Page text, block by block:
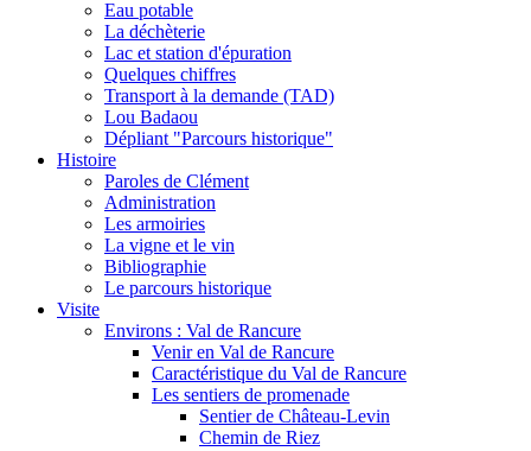
Eau potable
La déchèterie
Lac et station d'épuration
Quelques chiffres
Transport à la demande (TAD)
Lou Badaou
Dépliant "Parcours historique"
Histoire
Paroles de Clément
Administration
Les armoiries
La vigne et le vin
Bibliographie
Le parcours historique
Visite
Environs : Val de Rancure
Venir en Val de Rancure
Caractéristique du Val de Rancure
Les sentiers de promenade
Sentier de Château-Levin
Chemin de Riez